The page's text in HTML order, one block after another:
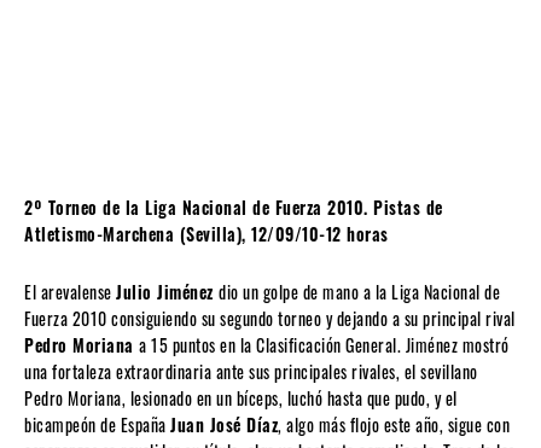
2º Torneo de la Liga Nacional de Fuerza 2010. Pistas de
Atletismo-Marchena (Sevilla), 12/09/10-12 horas
El arevalenseJulio Jiménez dio un golpe de mano a la Liga Nacional de
Fuerza 2010 consiguiendo su segundo torneo y dejando a su principal rival
Pedro Moriana a 15 puntos en la Clasificación General. Jiménez mostró
una fortaleza extraordinaria ante sus principales rivales, el sevillano
Pedro Moriana, lesionado en un bíceps, luchó hasta que pudo, y el
bicampeón de EspañaJuan José Díaz, algo más flojo este año, sigue con